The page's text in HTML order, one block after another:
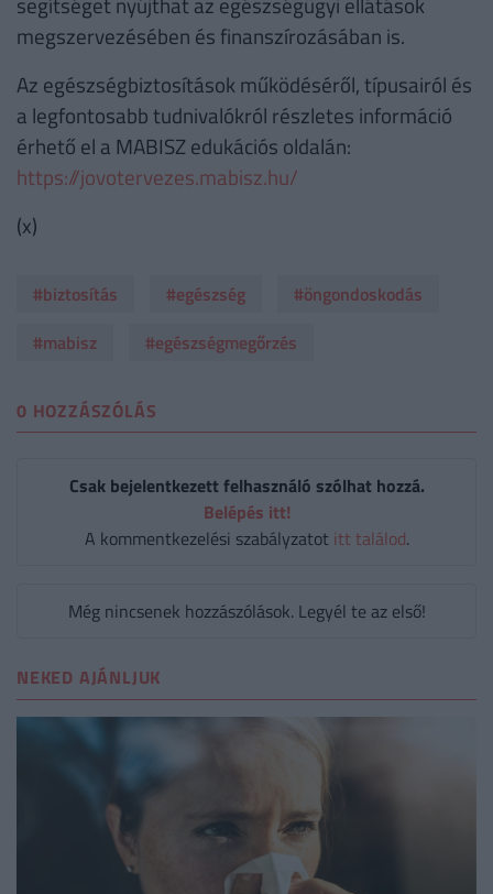
megszervezésében és finanszírozásában is.
Az egészségbiztosítások működéséről, típusairól és
a legfontosabb tudnivalókról részletes információ
érhető el a MABISZ edukációs oldalán:
https://jovotervezes.mabisz.hu/
(x)
#biztosítás #egészség
#öngondoskodás
#mabisz
#egészségmegőrzés
0 HOZZÁSZÓLÁS
Csak bejelentkezett felhasználó szólhat hozzá.
Belépés itt!
A kommentkezelési szabályzatot itt találod.
Még nincsenek hozzászólások. Legyél te az első!
NEKED AJÁNLJUK